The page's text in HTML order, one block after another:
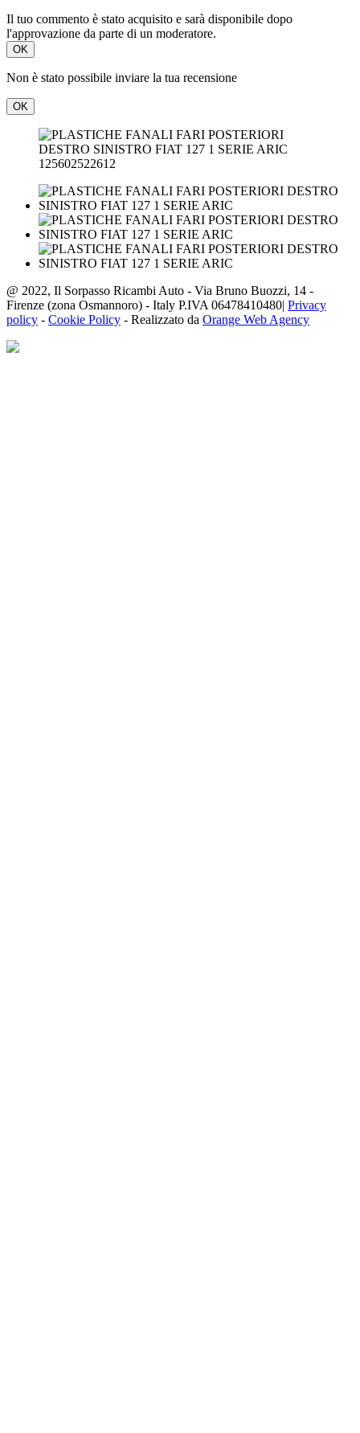
Il tuo commento è stato acquisito e sarà disponibile dopo
l'approvazione da parte di un moderatore.
OK
Non è stato possibile inviare la tua recensione
OK
125602522612
@ 2022, Il Sorpasso Ricambi Auto - Via Bruno Buozzi, 14 -
Firenze (zona Osmannoro) - Italy P.IVA 06478410480| Privacy
policy - Cookie Policy - Realizzato da Orange Web Agency